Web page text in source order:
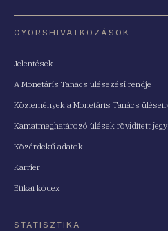
GYORSHIVATKOZÁSOK
Jelentések
A Monetáris Tanács ülésezési rendje
Közlemények a Monetáris Tanács
Kamatmeghatározó ülések rövidített
Közérdekű adatok
Karrier
Etikai kódex
STATISZTIKA